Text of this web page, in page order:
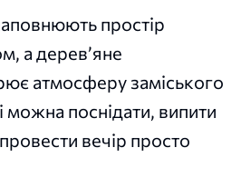
простір
а дерев’яне
атмосферу заміського
можна поснідати, випити
вечір просто